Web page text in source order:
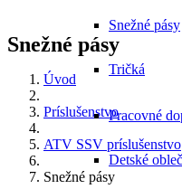
Tričká
Detské
Snežné pásy
Pracovné
Snežné pásy
Úvod
Príslušenstvo
ATV SSV príslušenstvo
Snežné pásy